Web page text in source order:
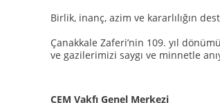
Birlik, inanç, azim ve kararlılığın
Çanakkale Zaferi’nin 109. yıl
ve gazilerimizi saygı ve minnetle
CEM Vakfı Genel Merkezi